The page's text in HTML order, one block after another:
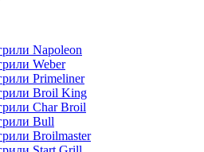
Napoleon
Weber
Primeliner
Broil King
Char Broil
Bull
Broilmaster